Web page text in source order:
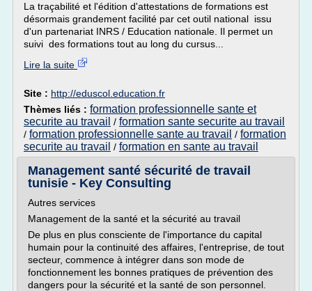
La traçabilité et l'édition d'attestations de formations est
désormais grandement facilité par cet outil national issu
d'un partenariat INRS / Education nationale. Il permet un
suivi des formations tout au long du cursus...
Lire la suite
Site : http://eduscol.education.fr
Thèmes liés : formation professionnelle sante et
securite au travail / formation sante securite au travail
/ formation professionnelle sante au travail / formation
securite au travail / formation en sante au travail
Management santé sécurité de travail
tunisie - Key Consulting
Autres services
Management de la santé et la sécurité au travail
De plus en plus consciente de l'importance du capital
humain pour la continuité des affaires, l'entreprise, de tout
secteur, commence à intégrer dans son mode de
fonctionnement les bonnes pratiques de prévention des
dangers pour la sécurité et la santé de son personnel.